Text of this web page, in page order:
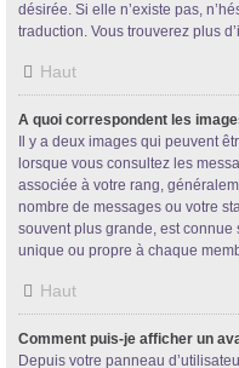
désirée. Si elle n’existe pas,
traduction. Vous trouverez plus
Haut
A quoi correspondent les
Il y a deux images qui peuvent
lorsque vous consultez les
associée à votre rang,
nombre de messages ou votre
souvent plus grande, est connue
unique ou propre à chaque
Haut
Comment puis-je afficher un
Depuis votre panneau